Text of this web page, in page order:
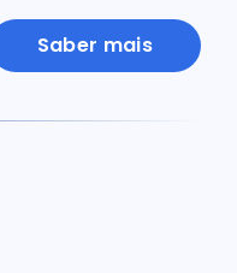
Saber mais